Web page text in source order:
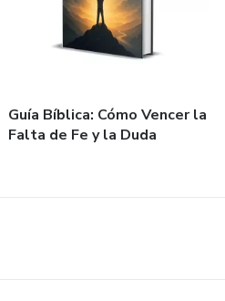
Guía Bíblica: Cómo Vencer la
Falta de Fe y la Duda